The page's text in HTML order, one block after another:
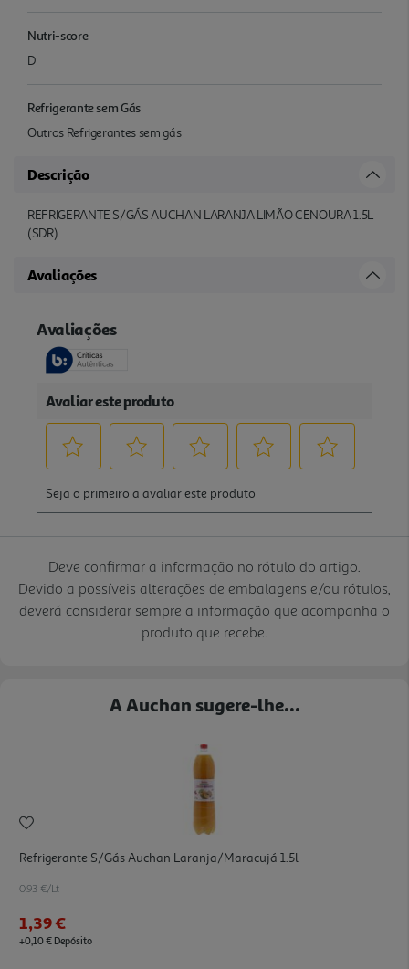
Nutri-score
D
Refrigerante sem Gás
Outros Refrigerantes sem gás
Descrição
REFRIGERANTE S/GÁS AUCHAN LARANJA LIMÃO CENOURA 1.5L
(SDR)
Avaliações
Deve confirmar a informação no rótulo do artigo.
Devido a possíveis alterações de embalagens e/ou rótulos,
deverá considerar sempre a informação que acompanha o
produto que recebe.
A Auchan sugere-lhe...
Refrigerante S/gás Auchan Laranja/maracujá 1.5l
0.93 €/Lt
1,39 €
+0,10 € Depósito